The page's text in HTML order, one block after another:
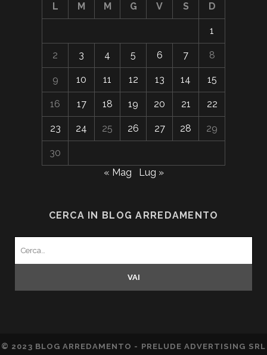
L
M M G V S D
1
2 3 4 5 6 7 8
9 10 11 12 13 14 15
16 17 18 19 20 21 22
23 24 25 26 27 28 29
30
« Mag
Lug »
CERCA IN BLOG ARREDAMENTO
© 2023 BLOG ARREDAMENTO - PRELUDE ADVERTISING SRL